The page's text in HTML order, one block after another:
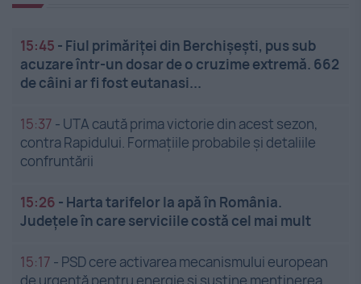
15:45 - Fiul primăriței din Berchișești, pus sub
acuzare într-un dosar de o cruzime extremă. 662
de câini ar fi fost eutanasi...
15:37 - UTA caută prima victorie din acest sezon,
contra Rapidului. Formațiile probabile și detaliile
confruntării
15:26 - Harta tarifelor la apă în România.
Județele în care serviciile costă cel mai mult
15:17 - PSD cere activarea mecanismului european